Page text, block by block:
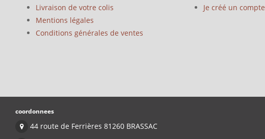
Livraison de votre colis
Mentions légales
Conditions générales de ventes
Je créé un compte
coordonnees
44 route de Ferrières 81260 BRASSAC